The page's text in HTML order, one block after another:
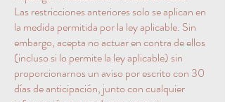
Las restricciones anteriores solo se aplican en
la medida permitida por la ley aplicable. Sin
embargo, acepta no actuar en contra de ellos
(incluso si lo permite la ley aplicable) sin
proporcionarnos un aviso por escrito con 30
días de anticipación, junto con cualquier